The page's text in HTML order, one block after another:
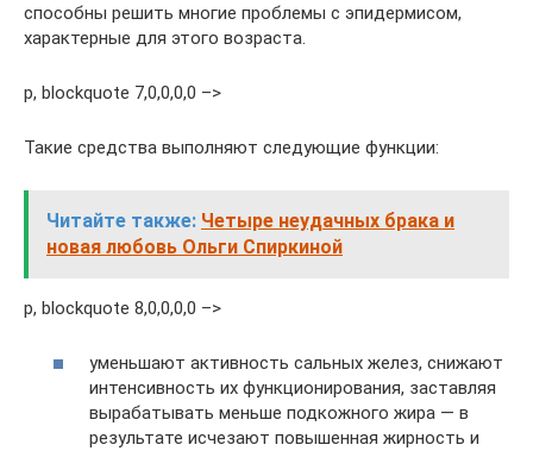
способны решить многие проблемы с эпидермисом,
характерные для этого возраста.
p, blockquote 7,0,0,0,0 –>
Такие средства выполняют следующие функции:
Читайте также: Четыре неудачных брака и
новая любовь Ольги Спиркиной
p, blockquote 8,0,0,0,0 –>
уменьшают активность сальных желез, снижают
интенсивность их функционирования, заставляя
вырабатывать меньше подкожного жира — в
результате исчезают повышенная жирность и